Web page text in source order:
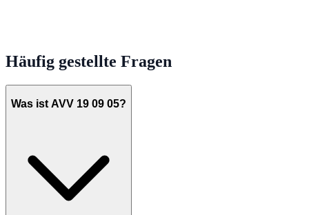
Häufig gestellte Fragen
Was ist AVV 19 09 05?